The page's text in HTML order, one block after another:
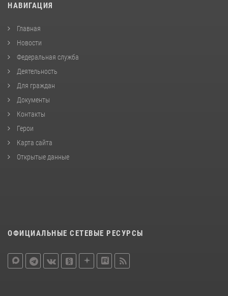
НАВИГАЦИЯ
Главная
Новости
Федеральная служба
Деятельность
Для граждан
Документы
Контакты
Герои
Карта сайта
Открытые данные
ОФИЦИАЛЬНЫЕ СЕТЕВЫЕ РЕСУРСЫ